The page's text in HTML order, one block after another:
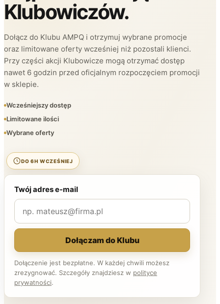
Klubowiczów.
Dołącz do Klubu AMPQ i otrzymuj wybrane promocje
oraz limitowane oferty wcześniej niż pozostali klienci.
Przy części akcji Klubowicze mogą otrzymać dostęp
nawet 6 godzin przed oficjalnym rozpoczęciem promocji
w sklepie.
Wcześniejszy dostęp
Limitowane ilości
Wybrane oferty
DO 6H WCZEŚNIEJ
Twój adres e-mail
Dołączam do Klubu
Dołączenie jest bezpłatne. W każdej chwili możesz
zrezygnować. Szczegóły znajdziesz w polityce
prywatności.